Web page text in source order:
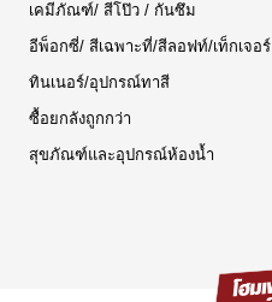
เคมีภัณฑ์/ สีโป๊ว / กันซึม
อีพ็อกซี่/ สีเฉพาะที่/สีลอฟท์/เท็กเจอร์
ทินเนอร์/อุปกรณ์ทาสี
ซื้อยกลังถูกกว่า
สุขภัณฑ์และอุปกรณ์ห้องน้ำ